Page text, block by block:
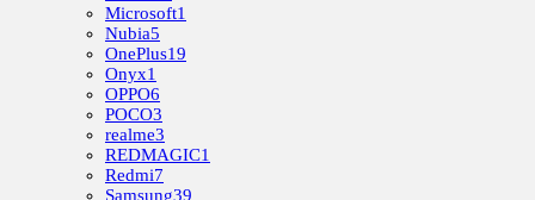
Microsoft1
Nubia5
OnePlus19
Onyx1
OPPO6
POCO3
realme3
REDMAGIC1
Redmi7
Samsung39